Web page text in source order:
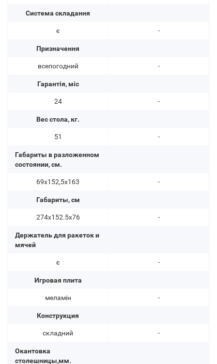
Система складання
є
Призначення
всепогодний
Гарантія, міс
24
Вес стола, кг.
51
Габариты в разложенном
состоянии, см.
69х152,5х163
Габариты, см
274х152.5х76
Держатель для ракеток и
мячей
є
Игровая плита
меламін
Конструкция
складний
Окантовка
столешницы,мм.
-
-
-
-
-
-
-
-
-